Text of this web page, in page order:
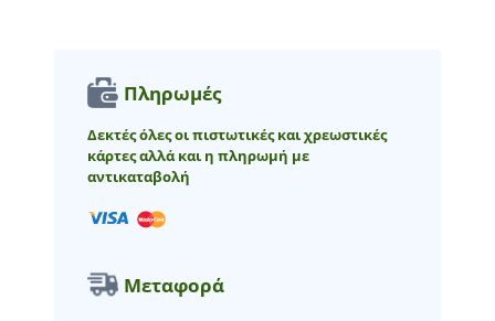
Πληρωμές
Δεκτές όλες οι πιστωτικές και χρεωστικές
κάρτες αλλά και η πληρωμή με
αντικαταβολή
Μεταφορά